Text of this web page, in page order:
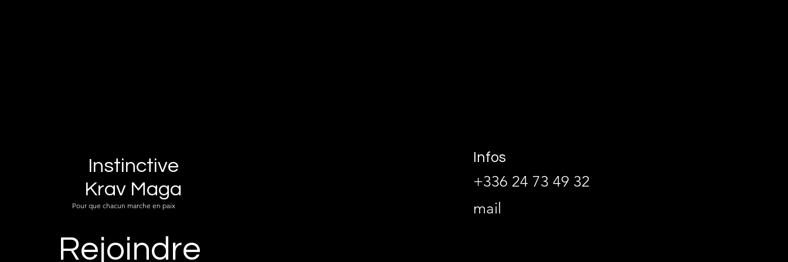
Instinctive
Krav Maga
Pour que chacun marche en paix
Rejoindre
Infos
+336 24 73 49 32
mail